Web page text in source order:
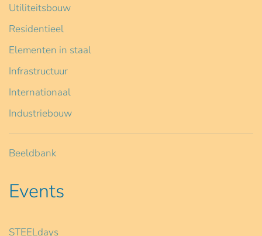
Utiliteitsbouw
Residentieel
Elementen in staal
Infrastructuur
Internationaal
Industriebouw
Beeldbank
Events
STEELdays